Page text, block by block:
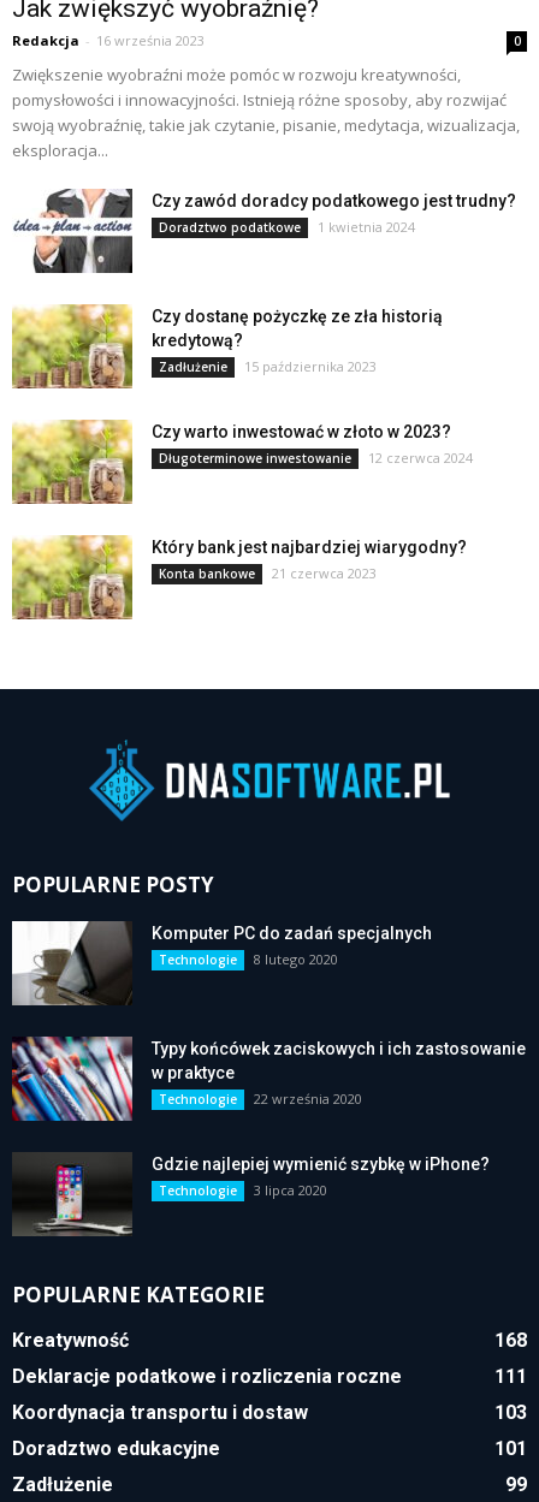
Jak zwiększyć wyobraźnię?
Redakcja - 16 września 2023 0
Zwiększenie wyobraźni może pomóc w rozwoju kreatywności,
pomysłowości i innowacyjności. Istnieją różne sposoby, aby rozwijać
swoją wyobraźnię, takie jak czytanie, pisanie, medytacja, wizualizacja,
eksploracja...
Czy zawód doradcy podatkowego jest trudny?
Doradztwo podatkowe 1 kwietnia 2024
Czy dostanę pożyczkę ze zła historią
kredytową?
Zadłużenie 15 października 2023
Czy warto inwestować w złoto w 2023?
Długoterminowe inwestowanie 12 czerwca 2024
Który bank jest najbardziej wiarygodny?
Konta bankowe 21 czerwca 2023
POPULARNE POSTY
Komputer PC do zadań specjalnych
Technologie 8 lutego 2020
Typy końcówek zaciskowych i ich zastosowanie
w praktyce
Technologie 22 września 2020
Gdzie najlepiej wymienić szybkę w iPhone?
Technologie 3 lipca 2020
POPULARNE KATEGORIE
Kreatywność
168
Deklaracje podatkowe i rozliczenia roczne
111
Koordynacja transportu i dostaw
103
Doradztwo edukacyjne
101
Zadłużenie
99